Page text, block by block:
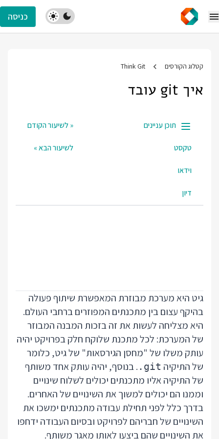
כניסה
קטלוג הקורסים Think Git
איך git עובד
תוכן עניינים
טקסט
וידאו
דיון
« לשיעור הקודם
לשיעור הבא »
גיט היא מערכת מבוזרת המאפשרת שיתוף פעולה
בהיקף עצום בין מתכנתים המפוזרים ברחבי העולם.
היא מצליחה לעשות את זה בזכות המבנה המבוזר
של המערכת: לכל מתכנת שלוקח חלק בפרויקט יהיה
עותק משלו של "מחסן הגירסאות" של גיט, כלומר
של התיקיה .git . בנוסף, יהיה עותק אחד משותף
של התיקיה אליו מתכנתים יכולים לשלוח שינויים
וממנו הם יכולים למשוך את השינויים של האחרים.
בדרך כלל לפני תחילת עבודה מתכנתים ימשכו את
השינויים של חבריהם לפרויקט ובסיום העבודה ידחפו
את השינויים שהם ביצעו לאותו מאגר משותף.